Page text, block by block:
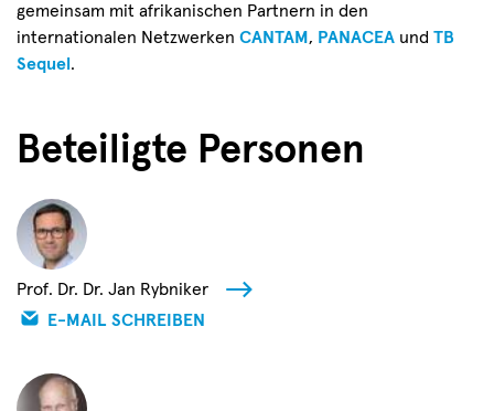
gemeinsam mit afrikanischen Partnern in den
internationalen Netzwerken CANTAM , PANACEA und TB
Sequel .
Beteiligte Personen
Prof. Dr. Dr. Jan Rybniker
E-MAIL SCHREIBEN